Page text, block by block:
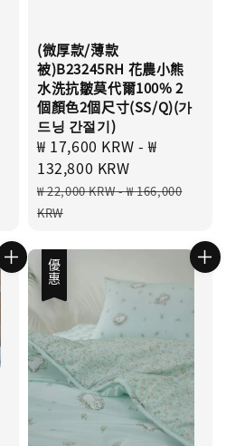
(微厚款/薄款
被)B23245RH 花農小熊
水洗抗皺莫代爾100% 2
個顏色2個尺寸(SS/Q)(가
드닝 간절기)
Sale
price
₩ 17,600 KRW -₩
132,800 KRW
Regular
price
₩ 22,000 KRW-₩ 166,000
KRW
優惠